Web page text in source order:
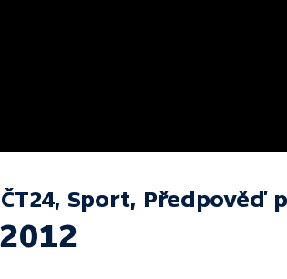
Sport, Předpověď